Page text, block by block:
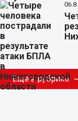
Еще в рубрике